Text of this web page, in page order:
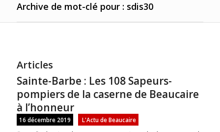
Archive de mot-clé pour : sdis30
Articles
Sainte-Barbe : Les 108 Sapeurs-
pompiers de la caserne de Beaucaire
à l’honneur
16 décembre 2019 L'Actu de Beaucaire